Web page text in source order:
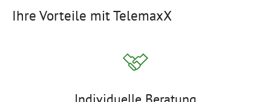
Ihre Vorteile mit TelemaxX